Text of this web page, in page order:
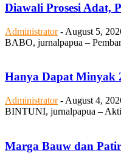
Diawali Prosesi Adat,
Administrator - August 5,
BABO, jurnalpapua –
Hanya Dapat Minyak
Administrator - August 4,
BINTUNI, jurnalpapua –
Marga Bauw dan